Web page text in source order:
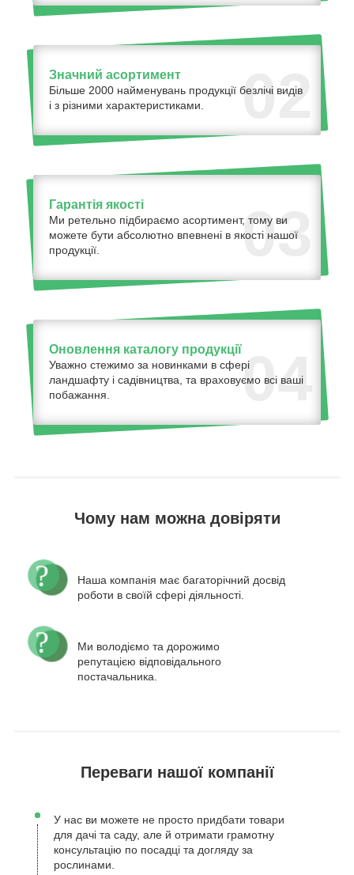
02
Значний асортимент
Більше 2000 найменувань продукції безлічі видів
і з різними характеристиками.
03
Гарантія якості
Ми ретельно підбираємо асортимент, тому ви
можете бути абсолютно впевнені в якості нашої
продукції.
04
Оновлення каталогу продукції
Уважно стежимо за новинками в сфері
ландшафту і садівництва, та враховуємо всі ваші
побажання.
Чому нам можна довіряти
Наша компанія має багаторічний досвід
роботи в своїй сфері діяльності.
Ми володіємо та дорожимо
репутацією відповідального
постачальника.
Переваги нашої компанії
У нас ви можете не просто придбати товари
для дачі та саду, але й отримати грамотну
консультацію по посадці та догляду за
рослинами.